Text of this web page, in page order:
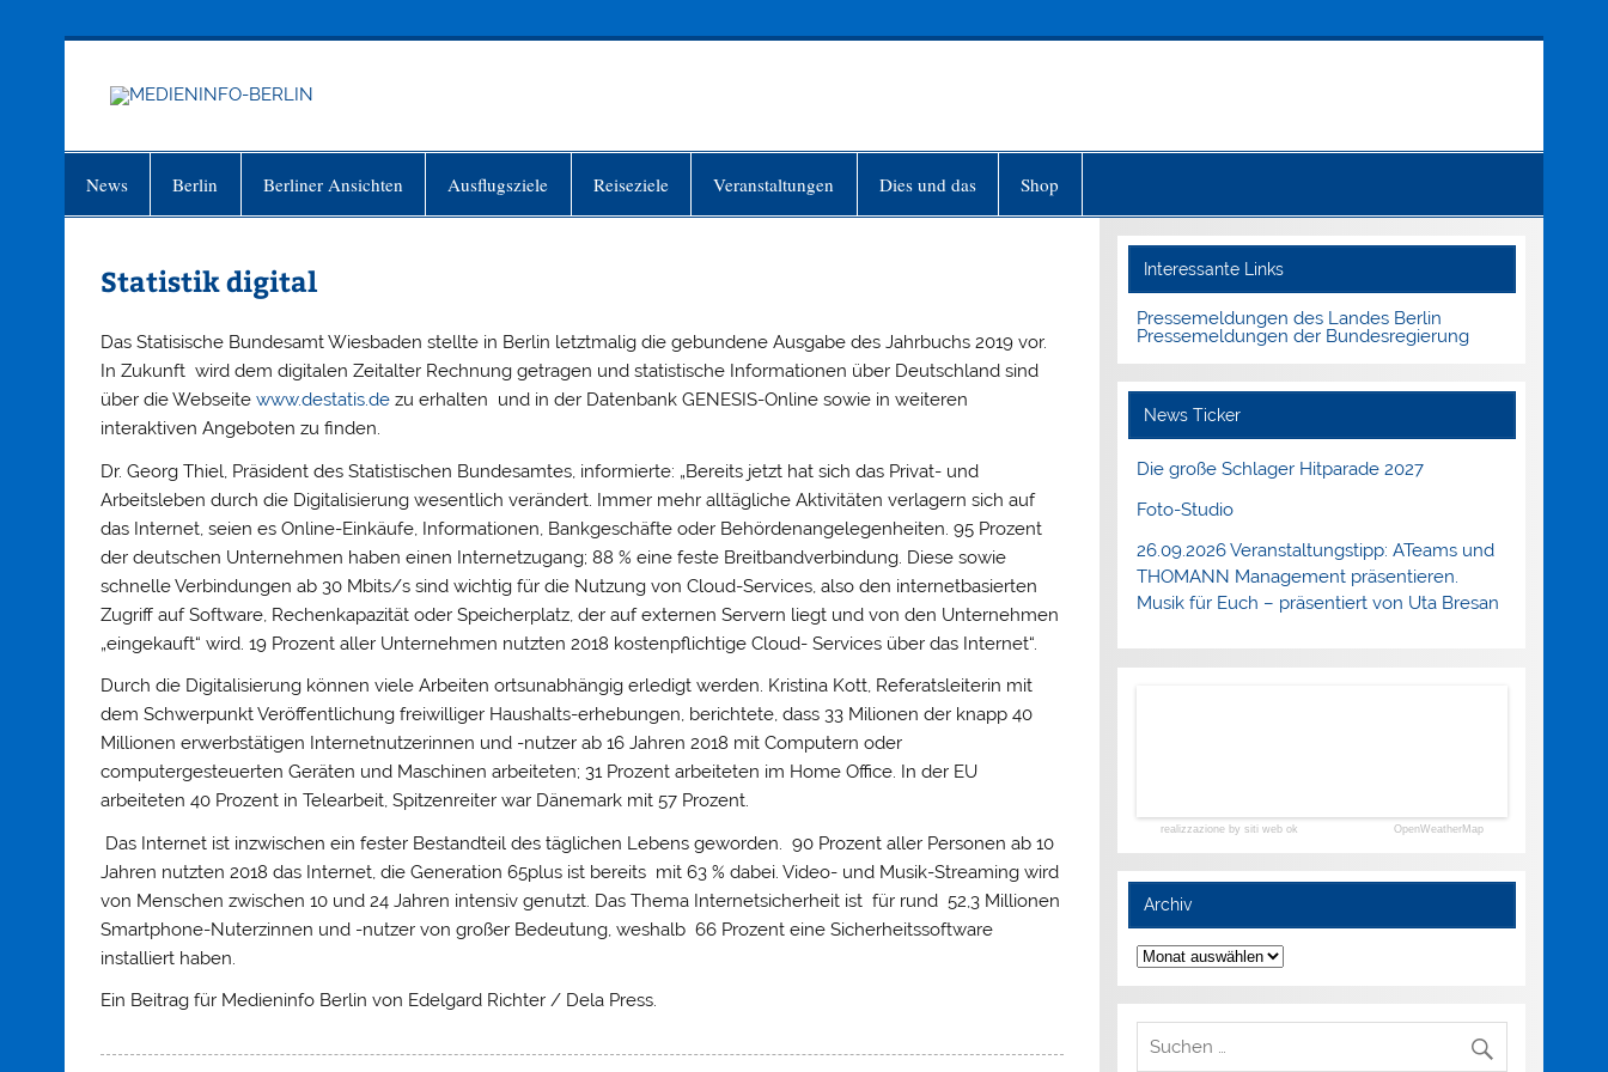
News Berlin Berliner Ansichten Ausflugsziele Reiseziele Veranstaltungen Dies und das Shop
Statistik digital
Das Statisische Bundesamt Wiesbaden stellte in Berlin letztmalig die gebundene Ausgabe des Jahrbuchs 2019 vor.
In Zukunft wird dem digitalen Zeitalter Rechnung getragen und statistische Informationen über Deutschland sind
über die Webseitewww.destatis.de zu erhalten und in der Datenbank GENESIS-Online sowie in weiteren
interaktiven Angeboten zu finden.
Dr. Georg Thiel, Präsident des Statistischen Bundesamtes, informierte: „Bereits jetzt hat sich das Privat- und
Arbeitsleben durch die Digitalisierung wesentlich verändert. Immer mehr alltägliche Aktivitäten verlagern sich auf
das Internet, seien es Online-Einkäufe, Informationen, Bankgeschäfte oder Behördenangelegenheiten. 95 Prozent
der deutschen Unternehmen haben einen Internetzugang; 88 % eine feste Breitbandverbindung. Diese sowie
schnelle Verbindungen ab 30 Mbits/s sind wichtig für die Nutzung von Cloud-Services, also den internetbasierten
Zugriff auf Software, Rechenkapazität oder Speicherplatz, der auf externen Servern liegt und von den Unternehmen
„eingekauft“ wird. 19 Prozent aller Unternehmen nutzten 2018 kostenpflichtige Cloud- Services über das Internet“.
Durch die Digitalisierung können viele Arbeiten ortsunabhängig erledigt werden. Kristina Kott, Referatsleiterin mit
dem Schwerpunkt Veröffentlichung freiwilliger Haushalts-erhebungen, berichtete, dass 33 Milionen der knapp 40
Millionen erwerbstätigen Internetnutzerinnen und -nutzer ab 16 Jahren 2018 mit Computern oder
computergesteuerten Geräten und Maschinen arbeiteten; 31 Prozent arbeiteten im Home Office. In der EU
arbeiteten 40 Prozent in Telearbeit, Spitzenreiter war Dänemark mit 57 Prozent.
Das Internet ist inzwischen ein fester Bestandteil des täglichen Lebens geworden. 90 Prozent aller Personen ab 10
Jahren nutzten 2018 das Internet, die Generation 65plus ist bereits mit 63 % dabei. Video- und Musik-Streaming wird
von Menschen zwischen 10 und 24 Jahren intensiv genutzt. Das Thema Internetsicherheit ist für rund 52,3 Millionen
Smartphone-Nuterzinnen und -nutzer von großer Bedeutung, weshalb 66 Prozent eine Sicherheitssoftware
installiert haben.
Ein Beitrag für Medieninfo Berlin von Edelgard Richter / Dela Press.
Interessante Links
Pressemeldungen des Landes Berlin
Pressemeldungen der Bundesregierung
News Ticker
Die große Schlager Hitparade 2027
Foto-Studio
26.09.2026 Veranstaltungstipp: ATeams und
THOMANN Management präsentieren.
Musik für Euch – präsentiert von Uta Bresan
realizzazione by siti web ok OpenWeatherMap
Archiv
Archiv